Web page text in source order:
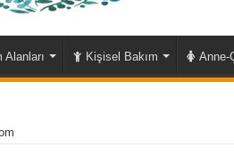
Alanları Kişisel Bakım Anne-